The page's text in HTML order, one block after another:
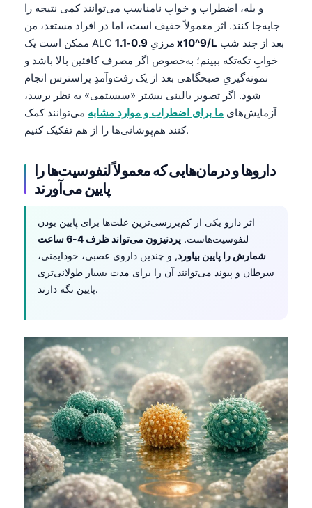
و بله، اضطراب و خوابِ نامناسب می‌توانند کمی نتیجه را
جابه‌جا کنند. اثر معمولاً خفیف است، اما در افراد مستعد، من
ممکن است یک ALC مرزیِ 0.9-1.1 x10^9/L
خوابِ تکه‌تکه ببینم؛ به‌خصوص اگر مصرف کافئین بالا باشد و
نمونه‌گیریِ صبحگاهی بعد از یک رفت‌وآمدِ پراسترس انجام
شود. اگر تصویر بالینی بیشتر «سیستمی» به نظر برسد،
آزمایش‌های ما برای اضطراب و موارد مشابه می‌توانند کمک
کنند هم‌پوشانی‌ها را از هم تفکیک کنیم.
داروها و درمان‌هایی که معمولاً لنفوسیت‌ها را
پایین می‌آورند
اثر دارو یکی از کم‌بررسی‌ترین علت‌ها برای پایین بودن
لنفوسیت‌هاست.
پردنیزون می‌تواند ظرف 4-6 ساعت
شمارش را پایین بیاورد, و چندین داروی عصبی، خودایمنی،
سرطان و پیوند می‌توانند آن را برای مدت بسیار طولانی‌تری
پایین نگه دارند.